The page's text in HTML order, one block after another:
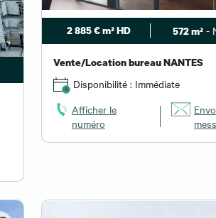
2 885 € m² HD 572 m² -
Vente/Location bureau NANTES
Disponibilité : Immédiate
Afficher le
numéro